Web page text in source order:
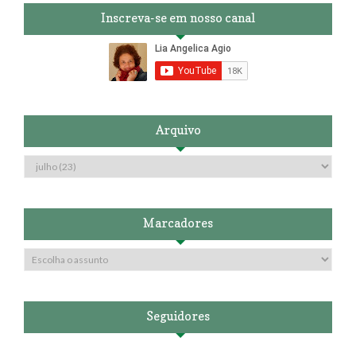
Inscreva-se em nosso canal
Arquivo
Marcadores
Seguidores